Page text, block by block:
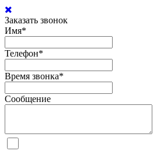
Заказать звонок
Имя*
Телефон*
Время звонка*
Сообщение